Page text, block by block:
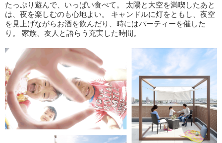
たっぷり遊んで、いっぱい食べて。 太陽と大空を満喫したあと
は、夜を楽しむのも心地よい。 キャンドルに灯をともし、夜空
を見上げながらお酒を飲んだり、時にはパーティーを催した
り。 家族、友人と語らう充実した時間。